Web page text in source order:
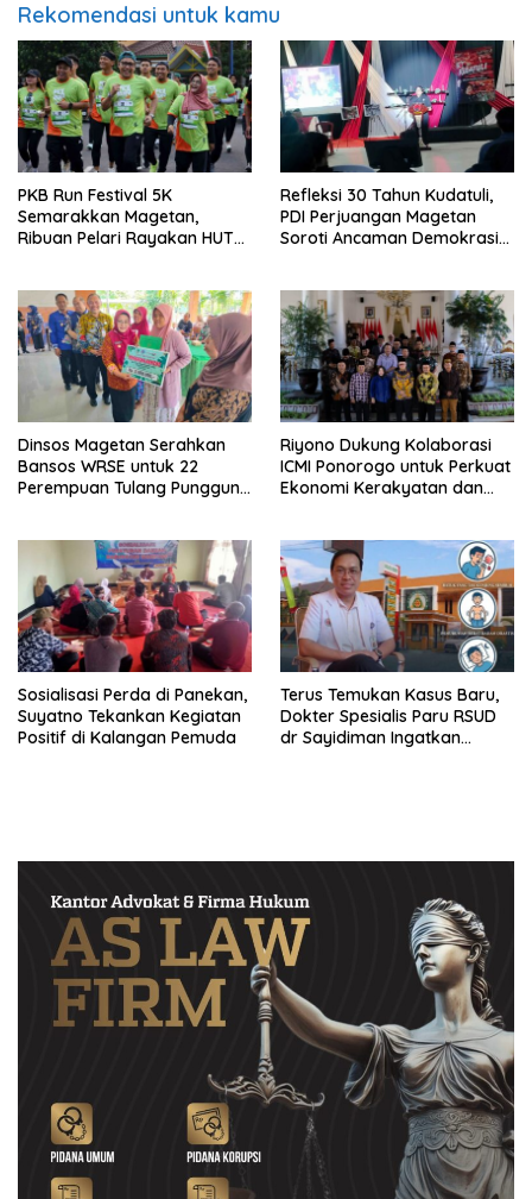
Rekomendasi untuk kamu
PKB Run Festival 5K
Semarakkan Magetan,
Ribuan Pelari Rayakan HUT
Refleksi 30 Tahun Kudatuli,
PDI Perjuangan Magetan
Soroti Ancaman Demokrasi
Dinsos Magetan Serahkan
Bansos WRSE untuk 22
Perempuan Tulang Punggung
Riyono Dukung Kolaborasi
ICMI Ponorogo untuk Perkuat
Ekonomi Kerakyatan dan
Sosialisasi Perda di Panekan,
Suyatno Tekankan Kegiatan
Positif di Kalangan Pemuda
Terus Temukan Kasus Baru,
Dokter Spesialis Paru RSUD
dr Sayidiman Ingatkan